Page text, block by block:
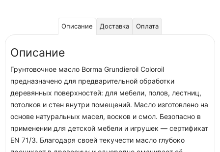
Описание Доставка Оплата
Описание
Грунтовочное масло Borma Grundieroil Coloroil
предназначено для предварительной обработки
деревянных поверхностей: для мебели, полов, лестниц,
потолков и стен внутри помещений. Масло изготовлено на
основе натуральных масел, восков и смол. Безопасно в
применении для детской мебели и игрушек — сертификат
EN 71/3. Благодаря своей текучести масло глубоко